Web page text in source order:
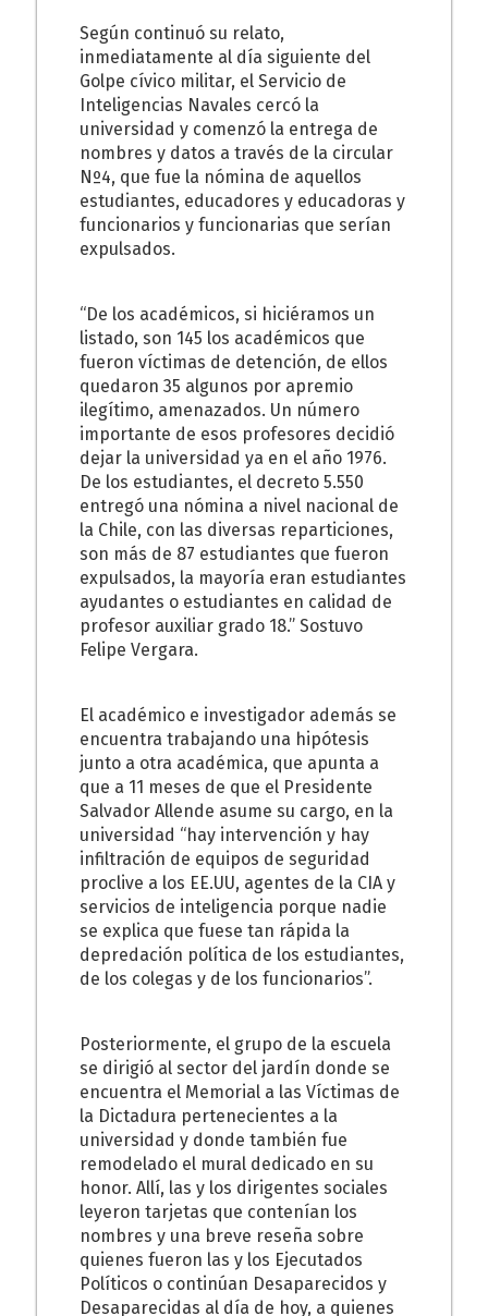
Según continuó su relato,
inmediatamente al día siguiente del
Golpe cívico militar, el Servicio de
Inteligencias Navales cercó la
universidad y comenzó la entrega de
nombres y datos a través de la circular
Nº4, que fue la nómina de aquellos
estudiantes, educadores y educadoras y
funcionarios y funcionarias que serían
expulsados.
“De los académicos, si hiciéramos un
listado, son 145 los académicos que
fueron víctimas de detención, de ellos
quedaron 35 algunos por apremio
ilegítimo, amenazados. Un número
importante de esos profesores decidió
dejar la universidad ya en el año 1976.
De los estudiantes, el decreto 5.550
entregó una nómina a nivel nacional de
la Chile, con las diversas reparticiones,
son más de 87 estudiantes que fueron
expulsados, la mayoría eran estudiantes
ayudantes o estudiantes en calidad de
profesor auxiliar grado 18.” Sostuvo
Felipe Vergara.
El académico e investigador además se
encuentra trabajando una hipótesis
junto a otra académica, que apunta a
que a 11 meses de que el Presidente
Salvador Allende asume su cargo, en la
universidad “hay intervención y hay
infiltración de equipos de seguridad
proclive a los EE.UU, agentes de la CIA y
servicios de inteligencia porque nadie
se explica que fuese tan rápida la
depredación política de los estudiantes,
de los colegas y de los funcionarios”.
Posteriormente, el grupo de la escuela
se dirigió al sector del jardín donde se
encuentra el Memorial a las Víctimas de
la Dictadura pertenecientes a la
universidad y donde también fue
remodelado el mural dedicado en su
honor. Allí, las y los dirigentes sociales
leyeron tarjetas que contenían los
nombres y una breve reseña sobre
quienes fueron las y los Ejecutados
Políticos o continúan Desaparecidos y
Desaparecidas al día de hoy, a quienes